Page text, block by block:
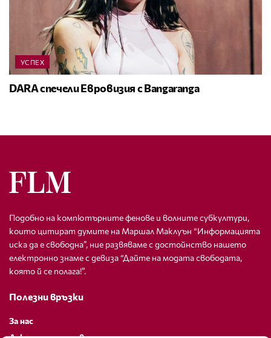
УСПЕХ
DARA спечели Евровизия с Bangaranga
Подобно на компютърните фенове и волните субкултури,
които цитират думите на Маршал Маклуън “Информацията
иска да е свободна”, ние развяваме с достойнство нашето
електронно знаме с девиза “Дайте на модата свободата,
която й се полага!”.
Полезни връзки
За нас